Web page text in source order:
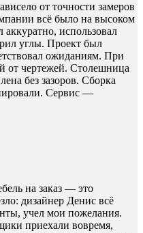
от точности замеров
всё было на высоком
использовал
углы. Проект был
ожиданиям. При
от чертежей. Столешница
без зазоров. Сборка
Сервис —
на заказ — это
дизайнер Денис всё
учел мои пожелания.
приехали вовремя,